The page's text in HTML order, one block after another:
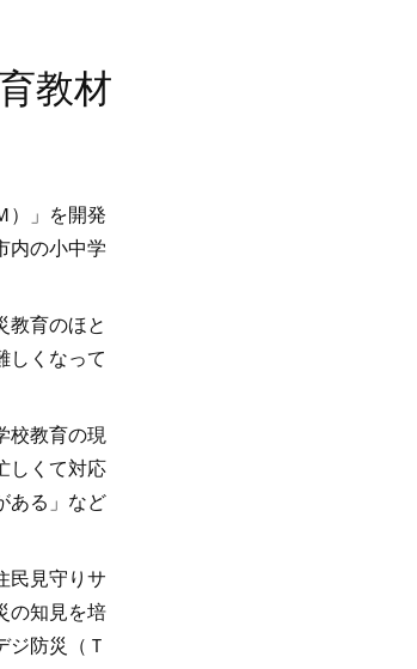
教材
）」を開発
内の小中学
教育のほと
しくなって
校教育の現
しくて対応
ある」など
民見守りサ
の知見を培
防災（Ｔ